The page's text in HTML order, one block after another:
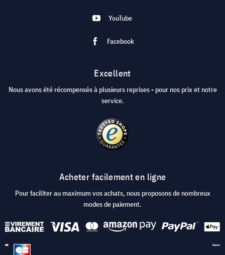
YouTube
Facebook
Excellent
Nous avons été récompensés à plusieurs reprises - pour nos prix et notre
service.
Acheter facilement en ligne
Pour faciliter au maximum vos achats, nous proposons de nombreux
modes de paiement.